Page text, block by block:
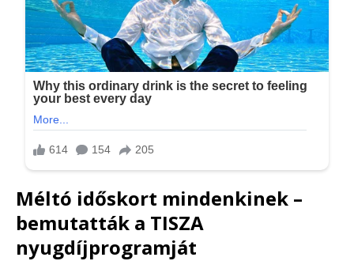
Méltó időskort mindenkinek –
bemutatták a TISZA
nyugdíjprogramját